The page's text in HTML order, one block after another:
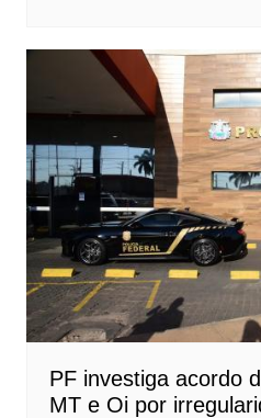
PF investiga acordo
MT e Oi por